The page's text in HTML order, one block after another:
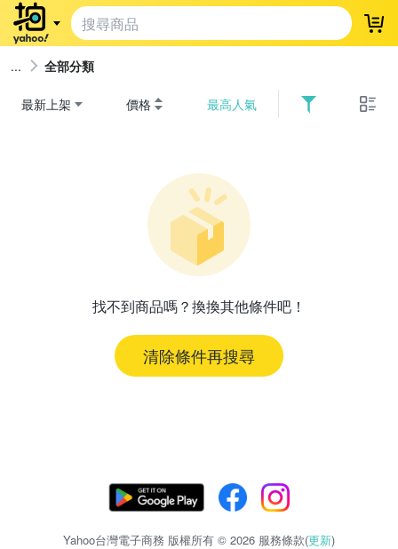
登
全部分類
最新上架 價格 最高人氣
找不到商品嗎？換換其他條件吧！
清除條件再搜尋
Yahoo台灣電子商務 版權所有 © 2026 服務條款(更新)